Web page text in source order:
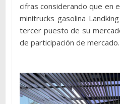
cifras considerando que en
minitrucks gasolina
tercer puesto de su
de participación de mercado.